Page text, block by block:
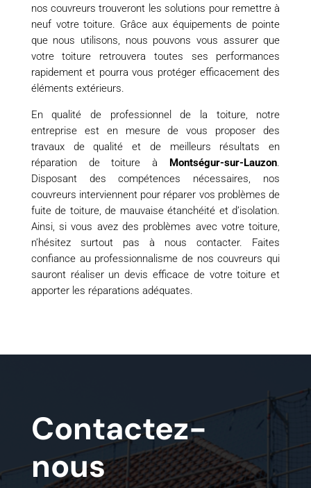
nos couvreurs trouveront les solutions pour remettre à
neuf votre toiture. Grâce aux équipements de pointe
que nous utilisons, nous pouvons vous assurer que
votre toiture retrouvera toutes ses performances
rapidement et pourra vous protéger efficacement des
éléments extérieurs.
En qualité de professionnel de la toiture, notre
entreprise est en mesure de vous proposer des
travaux de qualité et de meilleurs résultats en
réparation de toiture à Montségur-sur-Lauzon.
Disposant des compétences nécessaires, nos
couvreurs interviennent pour réparer vos problèmes de
fuite de toiture, de mauvaise étanchéité et d’isolation.
Ainsi, si vous avez des problèmes avec votre toiture,
n’hésitez surtout pas à nous contacter. Faites
confiance au professionnalisme de nos couvreurs qui
sauront réaliser un devis efficace de votre toiture et
apporter les réparations adéquates.
Contactez-
nous